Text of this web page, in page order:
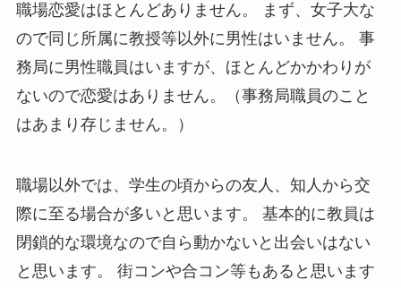
職場恋愛はほとんどありません。 まず、女子大な
ので同じ所属に教授等以外に男性はいません。 事
務局に男性職員はいますが、ほとんどかかわりが
ないので恋愛はありません。（事務局職員のこと
はあまり存じません。）
職場以外では、学生の頃からの友人、知人から交
際に至る場合が多いと思います。 基本的に教員は
閉鎖的な環境なので自ら動かないと出会いはない
と思います。 街コンや合コン等もあると思います